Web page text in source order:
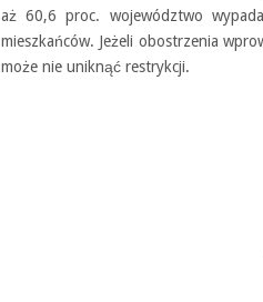
aż 60,6 proc. województwo
mieszkańców. Jeżeli obostrzenia
może nie uniknąć restrykcji.